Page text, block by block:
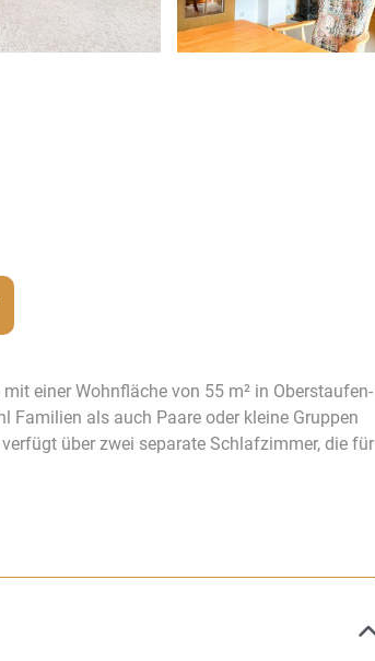
einer Wohnfläche von 55 m² in Oberstaufen-
Familien als auch Paare oder kleine Gruppen
über zwei separate Schlafzimmer, die für